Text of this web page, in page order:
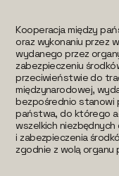
Kooperacja między
oraz wykonaniu przez
wydanego przez
zabezpieczeniu
przeciwieństwie do
międzynarodowej,
bezpośrednio stanowi
państwa, do którego
wszelkich niezbędnych
i zabezpieczenia
zgodnie z wolą